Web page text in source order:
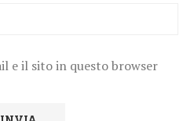
e il sito in questo browser